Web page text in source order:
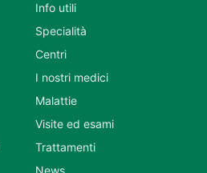
Info utili
Specialità
Centri
I nostri medici
Malattie
Visite ed esami
Trattamenti
News